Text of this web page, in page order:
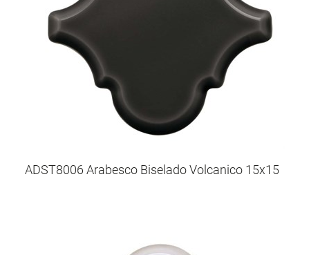
ADST8006 Arabesco Biselado Volcanico 15x15